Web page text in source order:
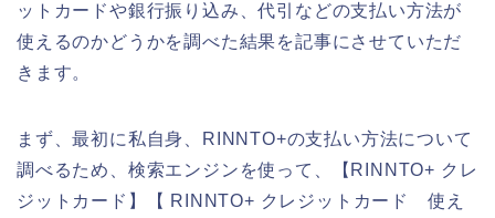
ットカードや銀行振り込み、代引などの支払い方法が
使えるのかどうかを調べた結果を記事にさせていただ
きます。
まず、最初に私自身、RINNTO+の支払い方法について
調べるため、検索エンジンを使って、【RINNTO+ クレ
ジットカード】【 RINNTO+ クレジットカード 使え